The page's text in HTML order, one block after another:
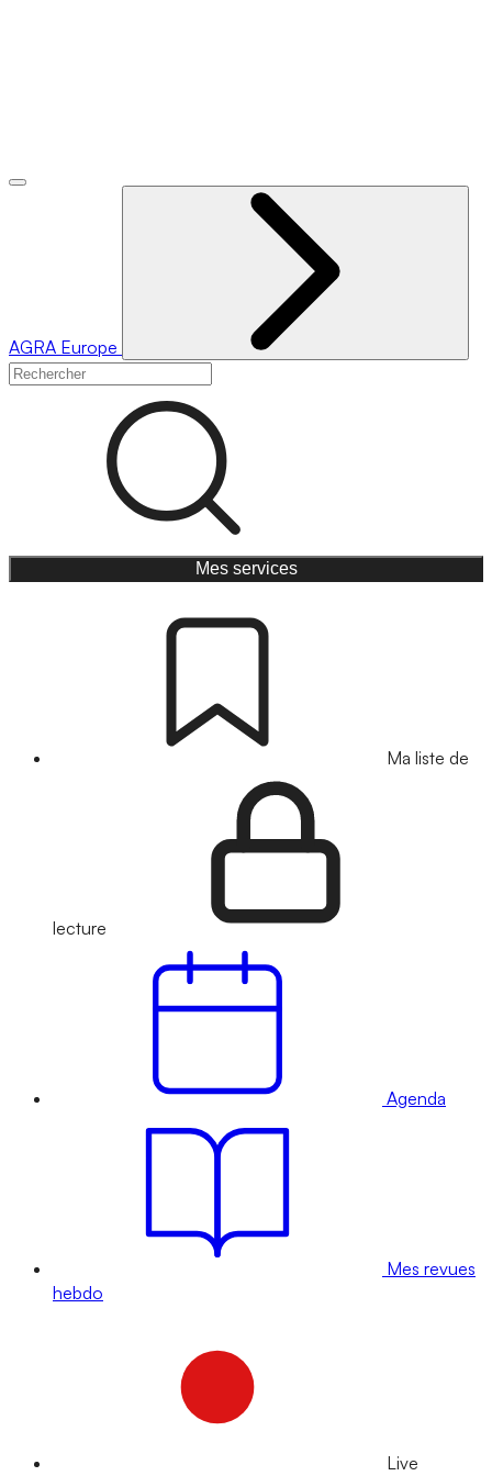
AGRA Europe
Mes services
Ma liste de
lecture
Agenda
Mes revues
hebdo
Live